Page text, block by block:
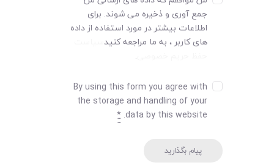
جمع آوری و ذخیره می شوند. برای
اطلاعات بیشتر در مورد استفاده از داده
های کاربر ، به ما مراجعه کنید
.
By using this form you agree with
the storage and handling of your
data by this website.
*